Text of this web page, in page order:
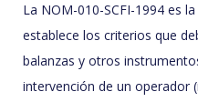
La NOM-010-SCFI-1994 es
establece los criterios que
balanzas y otros
intervención de un operador